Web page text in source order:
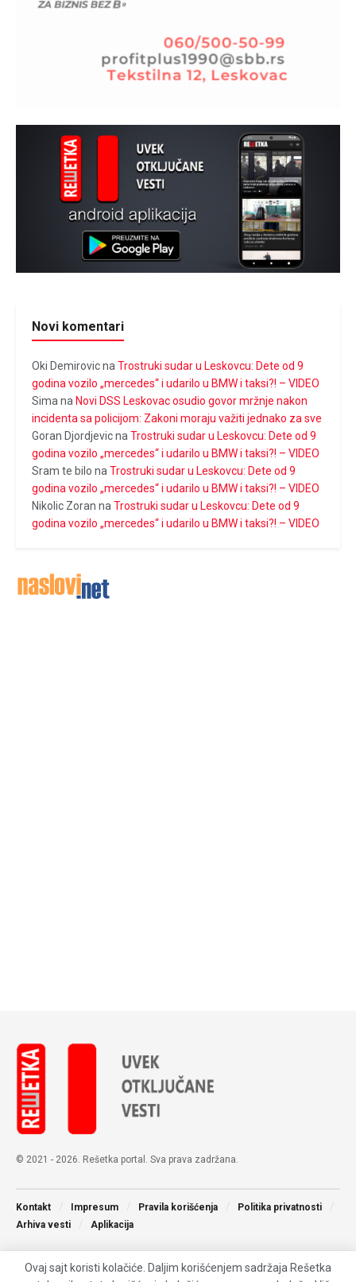
Novi komentari
Oki Demirovicna Trostruki sudar u Leskovcu: Dete od 9
godina vozilo „mercedes“ i udarilo u BMW i taksi?! – VIDEO
Sima na Novi DSS Leskovac osudio govor mržnje nakon
incidenta sa policijom: Zakoni moraju važiti jednako za sve
Goran Djordjevicna Trostruki sudar u Leskovcu: Dete od 9
godina vozilo „mercedes“ i udarilo u BMW i taksi?! – VIDEO
Sram te bilo na Trostruki sudar u Leskovcu: Dete od 9
godina vozilo „mercedes“ i udarilo u BMW i taksi?! – VIDEO
Nikolic Zoran na Trostruki sudar u Leskovcu: Dete od 9
godina vozilo „mercedes“ i udarilo u BMW i taksi?! – VIDEO
© 2021 - 2026. Rešetka portal. Sva prava zadržana.
Kontakt Impresum Pravila korišćenja
Politika privatnosti
Arhiva vesti
Aplikacija
Ovaj sajt koristi kolačiće. Daljim korišćenjem sadržaja Rešetka